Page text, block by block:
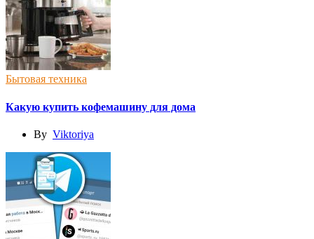
Бытовая техника
Какую купить кофемашину для дома
By Viktoriya